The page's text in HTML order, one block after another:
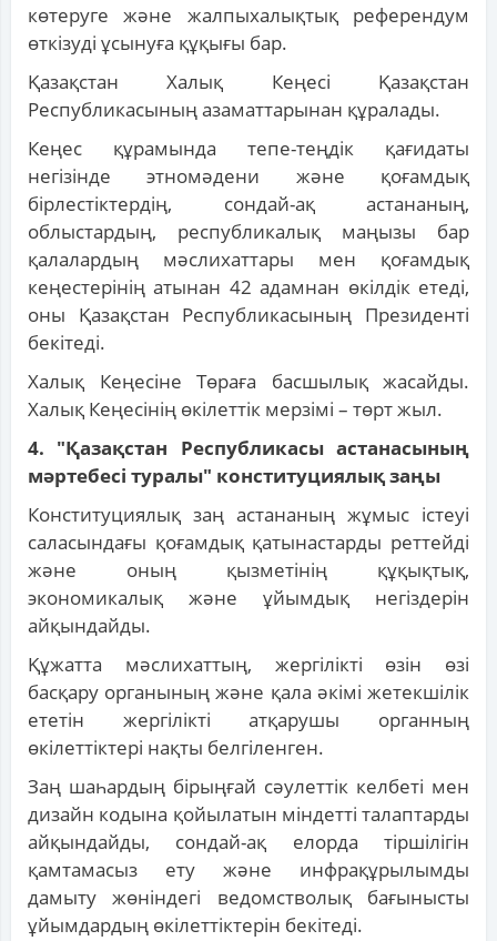
көтеруге және жалпыхалықтық референдум
өткізуді ұсынуға құқығы бар.
Қазақстан Халық Кеңесі Қазақстан
Республикасының азаматтарынан құралады.
Кеңес құрамында тепе-теңдік қағидаты
негізінде этномәдени және қоғамдық
бірлестіктердің, сондай-ақ астананың,
облыстардың, республикалық маңызы бар
қалалардың мәслихаттары мен қоғамдық
кеңестерінің атынан 42 адамнан өкілдік етеді,
оны Қазақстан Республикасының Президенті
бекітеді.
Халық Кеңесіне Төраға басшылық жасайды.
Халық Кеңесінің өкілеттік мерзімі – төрт жыл.
4. "Қазақстан Республикасы астанасының
мәртебесі туралы" конституциялық заңы
Конституциялық заң астананың жұмыс істеуі
саласындағы қоғамдық қатынастарды реттейді
және оның қызметінің құқықтық,
экономикалық және ұйымдық негіздерін
айқындайды.
Құжатта мәслихаттың, жергілікті өзін өзі
басқару органының және қала әкімі жетекшілік
ететін жергілікті атқарушы органның
өкілеттіктері нақты белгіленген.
Заң шаһардың бірыңғай сәулеттік келбеті мен
дизайн кодына қойылатын міндетті талаптарды
айқындайды, сондай-ақ елорда тіршілігін
қамтамасыз ету және инфрақұрылымды
дамыту жөніндегі ведомстволық бағынысты
ұйымдардың өкілеттіктерін бекітеді.